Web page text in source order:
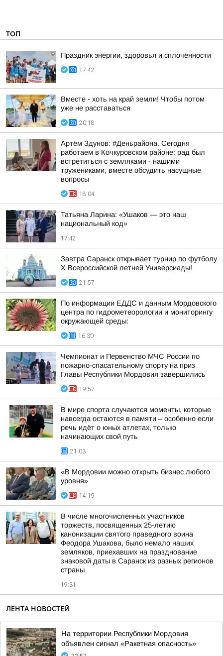
ТОП
Праздник энергии, здоровья и сплочённости
17:42
Вместе - хоть на край земли! Чтобы потом
уже не расставаться
20:18
Артём Здунов: #Деньрайона. Сегодня
работаем в Кочкуровском районе: рад был
встретиться с земляками - нашими
тружениками, вместе обсудить насущные
вопросы
18:04
Татьяна Ларина: «Ушаков — это наш
национальный код»
17:42
Завтра Саранск открывает турнир по футболу
X Всероссийской летней Универсиады!
21:57
По информации ЕДДС и данным Мордовского
центра по гидрометеорологии и мониторингу
окружающей среды:
16:30
Чемпионат и Первенство МЧС России по
пожарно-спасательному спорту на приз
Главы Республики Мордовия завершились
19:57
В мире спорта случаются моменты, которые
навсегда остаются в памяти – особенно если
речь идёт о юных атлетах, только
начинающих свой путь
21:03
«В Мордовии можно открыть бизнес любого
уровня»
14:19
В числе многочисленных участников
торжеств, посвященных 25-летию
канонизации святого праведного воина
Феодора Ушакова, было немало наших
земляков, приехавших на празднование
знаковой даты в Саранск из разных регионов
страны
19:31
ЛЕНТА НОВОСТЕЙ
На территории Республики Мордовия
объявлен сигнал «Ракетная опасность»